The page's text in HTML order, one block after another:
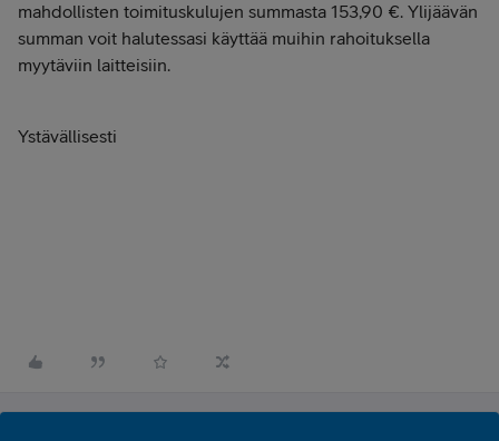
mahdollisten toimituskulujen summasta 153,90 €. Ylijäävän
summan voit halutessasi käyttää muihin rahoituksella
myytäviin laitteisiin.
Ystävällisesti